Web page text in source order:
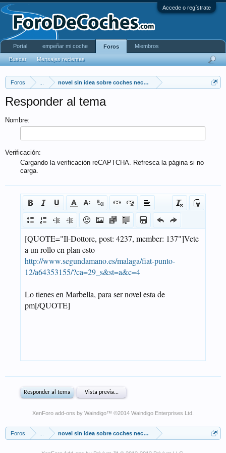
Accede o regístrate
Foros novel sin idea sobre coches necesita ayuda
Responder al tema
Nombre:
Verificación:
Cargando la verificación reCAPTCHA. Refresca la página si no
carga.
XenForo add-ons by Waindigo™ ©2014 Waindigo Enterprises Ltd
Foros novel sin idea sobre coches necesita ayuda
Portal empeñar mi coche Foros
Buscar Mensajes recientes
Miembros